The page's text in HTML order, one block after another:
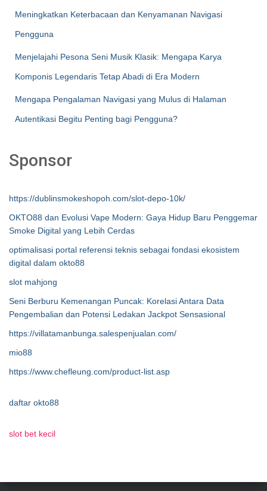
Meningkatkan Keterbacaan dan Kenyamanan Navigasi
Pengguna
Menjelajahi Pesona Seni Musik Klasik: Mengapa Karya
Komponis Legendaris Tetap Abadi di Era Modern
Mengapa Pengalaman Navigasi yang Mulus di Halaman
Autentikasi Begitu Penting bagi Pengguna?
Sponsor
https://dublinsmokeshopoh.com/slot-depo-10k/
OKTO88 dan Evolusi Vape Modern: Gaya Hidup Baru Penggemar
Smoke Digital yang Lebih Cerdas
optimalisasi portal referensi teknis sebagai fondasi ekosistem
digital dalam okto88
slot mahjong
Seni Berburu Kemenangan Puncak: Korelasi Antara Data
Pengembalian dan Potensi Ledakan Jackpot Sensasional
https://villatamanbunga.salespenjualan.com/
mio88
https://www.chefleung.com/product-list.asp
daftar okto88
slot bet kecil